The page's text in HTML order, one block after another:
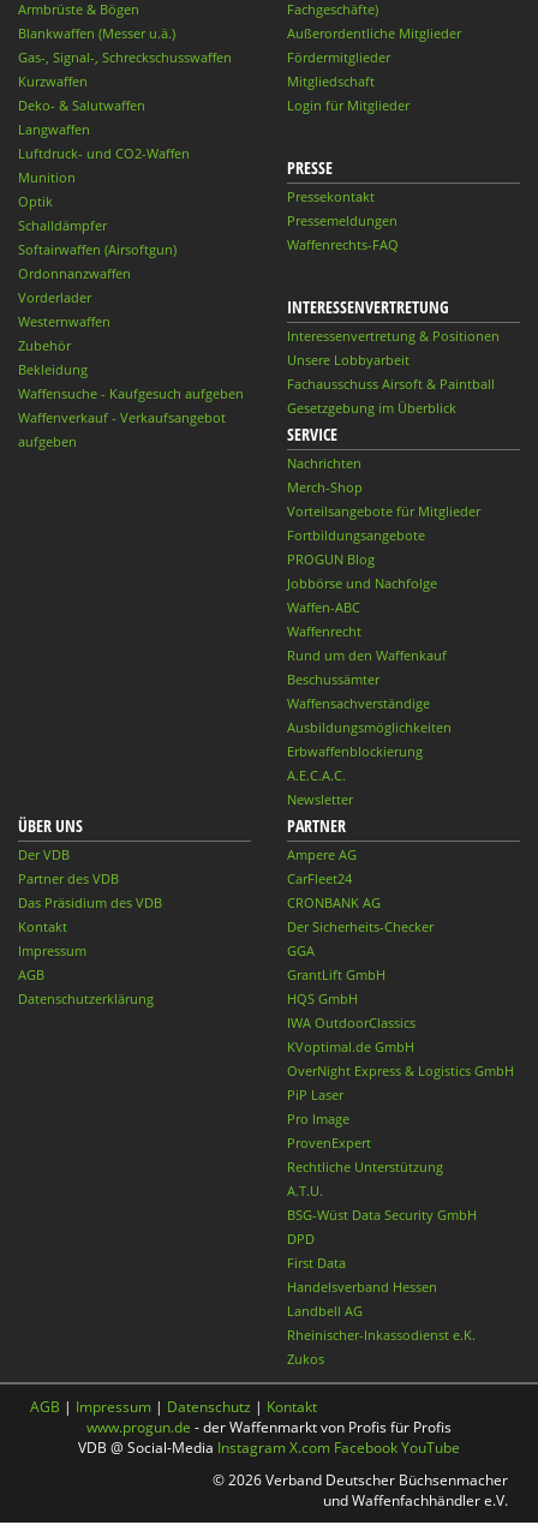
Armbrüste & Bögen
Blankwaffen (Messer u.ä.)
Gas-, Signal-, Schreckschusswaffen
Kurzwaffen
Deko- & Salutwaffen
Langwaffen
Luftdruck- und CO2-Waffen
Munition
Optik
Schalldämpfer
Softairwaffen (Airsoftgun)
Ordonnanzwaffen
Vorderlader
Westernwaffen
Zubehör
Bekleidung
Waffensuche - Kaufgesuch aufgeben
Waffenverkauf - Verkaufsangebot
aufgeben
Fachgeschäfte)
Außerordentliche Mitglieder
Fördermitglieder
Mitgliedschaft
Login für Mitglieder
PRESSE
Pressekontakt
Pressemeldungen
Waffenrechts-FAQ
INTERESSENVERTRETUNG
Interessenvertretung & Positionen
Unsere Lobbyarbeit
Fachausschuss Airsoft & Paintball
Gesetzgebung im Überblick
SERVICE
Nachrichten
Merch-Shop
Vorteilsangebote für Mitglieder
Fortbildungsangebote
PROGUN Blog
Jobbörse und Nachfolge
Waffen-ABC
Waffenrecht
Rund um den Waffenkauf
Beschussämter
Waffensachverständige
Ausbildungsmöglichkeiten
Erbwaffenblockierung
A.E.C.A.C.
Newsletter
ÜBER UNS
Der VDB
Partner des VDB
Das Präsidium des VDB
Kontakt
Impressum
AGB
Datenschutzerklärung
PARTNER
Ampere AG
CarFleet24
CRONBANK AG
Der Sicherheits-Checker
GGA
GrantLift GmbH
HQS GmbH
IWA OutdoorClassics
KVoptimal.de GmbH
OverNight Express & Logistics GmbH
PiP Laser
Pro Image
ProvenExpert
Rechtliche Unterstützung
A.T.U.
BSG-Wüst Data Security GmbH
DPD
First Data
Handelsverband Hessen
Landbell AG
Rheinischer-Inkassodienst e.K.
Zukos
AGB | Impressum | Datenschutz | Kontakt
www.progun.de - der Waffenmarkt von Profis für Profis
VDB @ Social-Media InstagramX.com FacebookYouTube
© 2026 Verband Deutscher Büchsenmacher
und Waffenfachhändler e.V.